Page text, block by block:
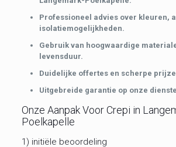
Professioneel advies over kleuren,
isolatiemogelijkheden.
Gebruik van hoogwaardige
levensduur.
Duidelijke offertes en scherpe
Uitgebreide garantie op onze
Onze Aanpak Voor Crepi in
Poelkapelle
1) initiële beoordeling